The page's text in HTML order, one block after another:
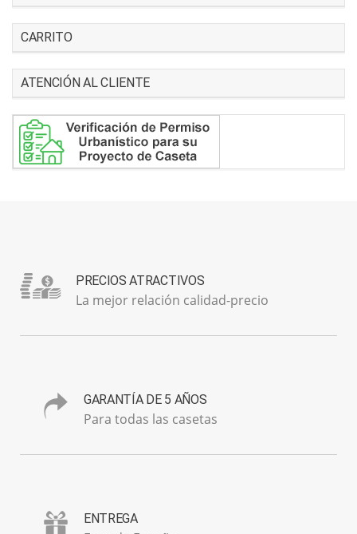
CARRITO
ATENCIÓN AL CLIENTE
PRECIOS ATRACTIVOS
La mejor relación calidad-precio
GARANTÍA DE 5 AÑOS
Para todas las casetas
ENTREGA